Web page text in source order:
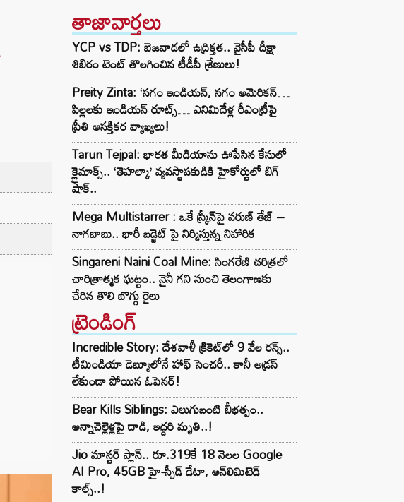
తాజావార్తలు
YCP vs TDP: బెజవాడలో ఉద్రిక్తత.. వైసీపీ దీక్షా
శిబిరం టెంట్ తొలగించిన టీడీపీ శ్రేణులు!
Preity Zinta: ‘సగం ఇండియన్, సగం అమెరికన్…
పిల్లలకు ఇండియన్ రూట్స్… ఎనిమిదేళ్ల రీఎంట్రీపై
ప్రీతి ఆసక్తికర వ్యాఖ్యలు!
Tarun Tejpal: భారత మీడియాను ఊపేసిన కేసులో
క్లైమాక్స్.. ‘తెహల్కా’ వ్యవస్థాపకుడికి హైకోర్టులో బిగ్
షాక్..
Mega Multistarrer : ఒకే స్క్రీన్‌పై వరుణ్ తేజ్ –
నాగబాబు.. భారీ బడ్జెట్ పై నిర్మిస్తున్న నిహారిక
Singareni Naini Coal Mine: సింగరేణి చరిత్రలో
చారిత్రాత్మక ఘట్టం.. నైనీ గని నుంచి తెలంగాణకు
చేరిన తొలి బొగ్గు రైలు
ట్రెండింగ్‌
Incredible Story: దేశవాళీ క్రికెట్‌లో 9 వేల రన్స్..
టీమిండియా డెబ్యూలోనే హాఫ్ సెంచరీ.. కానీ అడ్రస్
లేకుండా పోయిన ఓపెనర్!
Bear Kills Siblings: ఎలుగుబంటి బీభత్సం..
అన్నాచెల్లెళ్లపై దాడి, ఇద్దరి మృతి..!
Jio మాస్టర్ ప్లాన్.. రూ.319కే 18 నెలల Google
AI Pro, 45GB హై-స్పీడ్ డేటా, అన్⁭లిమిటెడ్
కాల్స్..!